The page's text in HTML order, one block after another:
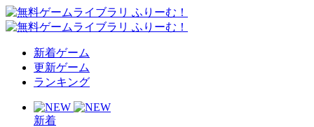
新着ゲーム
更新ゲーム
ランキング
新着